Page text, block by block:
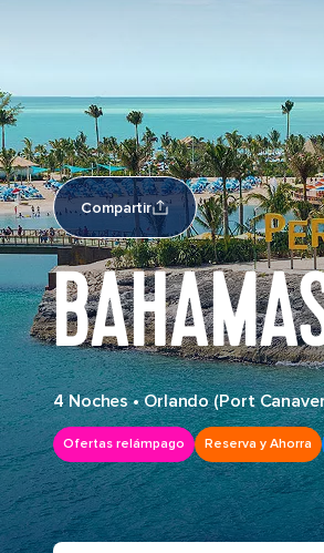
Compartir
4 Noches•Orlando (Port
Ofertas relámpago Reserva y Ahorra